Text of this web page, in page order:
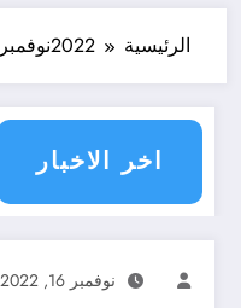
الرئيسية 2022نوفمبر
اخر الاخبارالمسعود زغار”
نوفمبر 16, 2022